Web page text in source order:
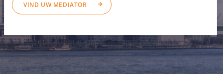
VIND UW MEDIATOR